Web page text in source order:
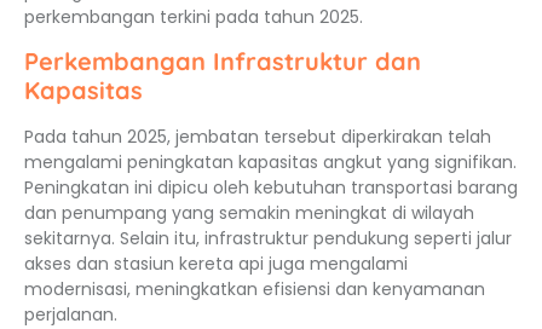
perkembangan terkini pada tahun 2025.
Perkembangan Infrastruktur dan
Kapasitas
Pada tahun 2025, jembatan tersebut diperkirakan telah
mengalami peningkatan kapasitas angkut yang signifikan.
Peningkatan ini dipicu oleh kebutuhan transportasi barang
dan penumpang yang semakin meningkat di wilayah
sekitarnya. Selain itu, infrastruktur pendukung seperti jalur
akses dan stasiun kereta api juga mengalami
modernisasi, meningkatkan efisiensi dan kenyamanan
perjalanan.